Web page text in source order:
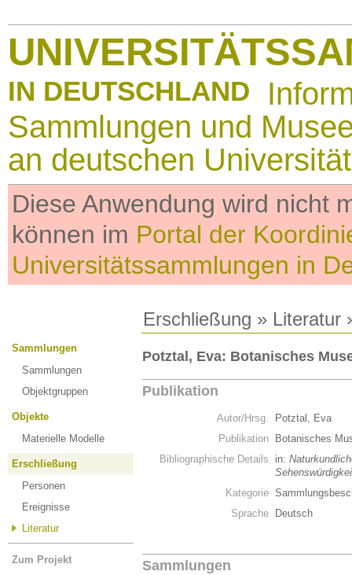
IN DEUTSCHLAND
Sammlungen und
an deutschen
Diese Anwendung wird nicht
können im Portal der
Universitätssammlungen in
Erschließung » Literatur
Sammlungen
Sammlungen
Objektgruppen
Objekte
Materielle Modelle
Erschließung
Personen
Ereignisse
Literatur
Zum Projekt
Potztal, Eva: Botanisches
Publikation
Autor/Hrsg.
Potztal, Eva
Publikation
Botanisches
Bibliographische Details
in:
Kategorie
Sprache
Deutsch
Sammlungen